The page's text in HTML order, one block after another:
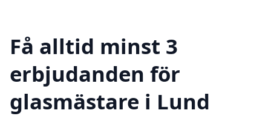
Få alltid minst 3
erbjudanden för
glasmästare i Lund